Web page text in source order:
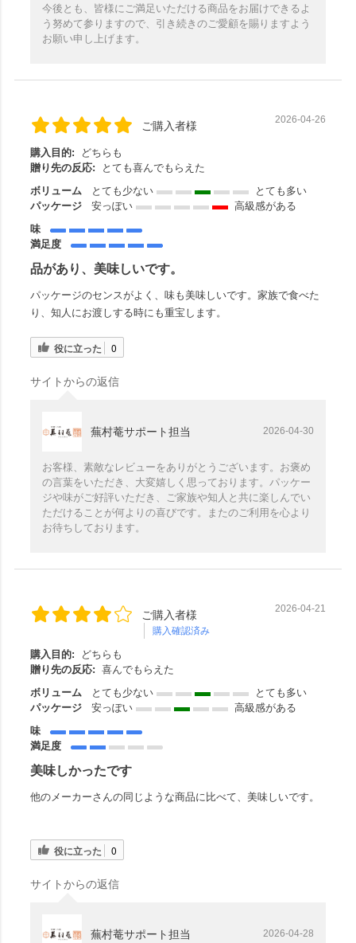
今後とも、皆様にご満足いただける商品をお届けできるよ
う努めて参りますので、引き続きのご愛顧を賜りますよう
お願い申し上げます。
ご購入者様 2026-04-26
購入目的:
どちらも
贈り先の反応:
とても喜んでもらえた
ボリューム
とても少ない
とても多い
パッケージ
安っぽい
高級感がある
味
満足度
品があり、美味しいです。
パッケージのセンスがよく、味も美味しいです。家族で食べた
り、知人にお渡しする時にも重宝します。
役に立った 0
サイトからの返信
蕪村菴サポート担当 2026-04-30
お客様、素敵なレビューをありがとうございます。お褒め
の言葉をいただき、大変嬉しく思っております。パッケー
ジや味がご好評いただき、ご家族や知人と共に楽しんでい
ただけることが何よりの喜びです。またのご利用を心より
お待ちしております。
ご購入者様
購入確認済み
2026-04-21
購入目的:
どちらも
贈り先の反応: 喜んでもらえた
ボリューム
とても少ない
とても多い
パッケージ
安っぽい
高級感がある
味
満足度
美味しかったです
他のメーカーさんの同じような商品に比べて、美味しいです。
役に立った 0
サイトからの返信
蕪村菴サポート担当 2026-04-28